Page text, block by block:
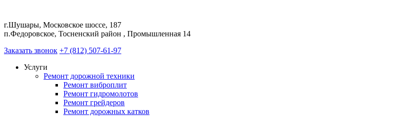
г.Шушары, Московское шоссе, 187
п.Федоровское, Тосненский район , Промышленная 14
Заказать звонок +7 (812) 507-61-97
Услуги
Ремонт дорожной техники
Ремонт виброплит
Ремонт гидромолотов
Ремонт грейдеров
Ремонт дорожных катков